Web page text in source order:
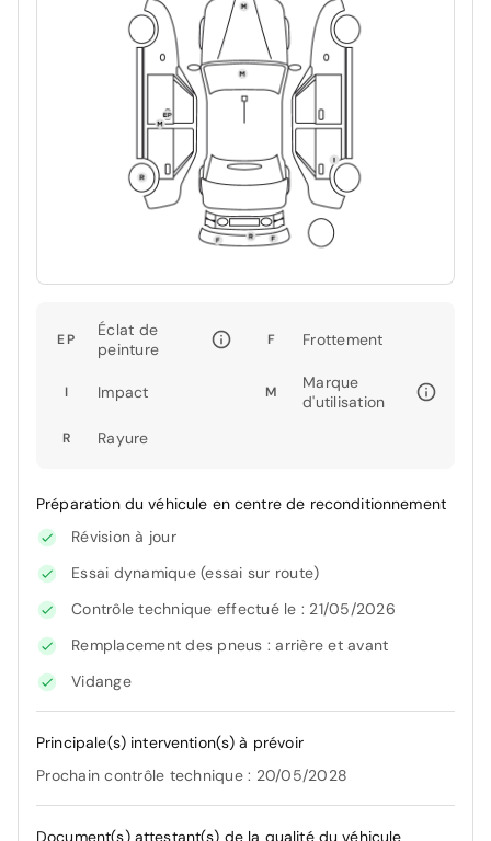
EP
Éclat de
peinture
F Frottement
I Impact M
Marque
d'utilisation
R Rayure
Préparation du véhicule en centre de reconditionnement
Révision à jour
Essai dynamique (essai sur route)
Contrôle technique effectué le : 21/05/2026
Remplacement des pneus : arrière et avant
Vidange
Principale(s) intervention(s) à prévoir
Prochain contrôle technique : 20/05/2028
Document(s) attestant(s) de la qualité du véhicule